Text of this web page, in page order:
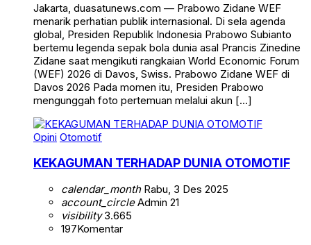
Jakarta, duasatunews.com — Prabowo Zidane WEF
menarik perhatian publik internasional. Di sela agenda
global, Presiden Republik Indonesia Prabowo Subianto
bertemu legenda sepak bola dunia asal Prancis Zinedine
Zidane saat mengikuti rangkaian World Economic Forum
(WEF) 2026 di Davos, Swiss. Prabowo Zidane WEF di
Davos 2026 Pada momen itu, Presiden Prabowo
mengunggah foto pertemuan melalui akun […]
Opini Otomotif
KEKAGUMAN TERHADAP DUNIA OTOMOTIF
calendar_monthRabu, 3 Des 2025
account_circleAdmin 21
visibility3.665
197Komentar